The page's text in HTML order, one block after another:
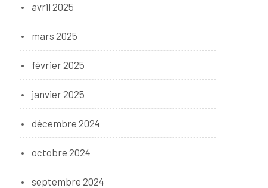
avril 2025
mars 2025
février 2025
janvier 2025
décembre 2024
octobre 2024
septembre 2024